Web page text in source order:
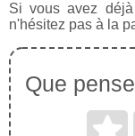
Si vous avez
n'hésitez pas à la
Que